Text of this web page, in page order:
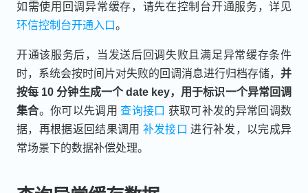
如需使用回调异常缓存，请先在控制台开通服务，详见
环信控制台开通入口。
开通该服务后，当发送后回调失败且满足异常缓存条件
时，系统会按时间片对失败的回调消息进行归档存储， 并
按每 10 分钟生成一个 date key，用于标识一个异常回调
集合。你可以先调用查询接口 获取可补发的异常回调数
据，再根据返回结果调用 补发接口 进行补发，以完成异
常场景下的数据补偿处理。